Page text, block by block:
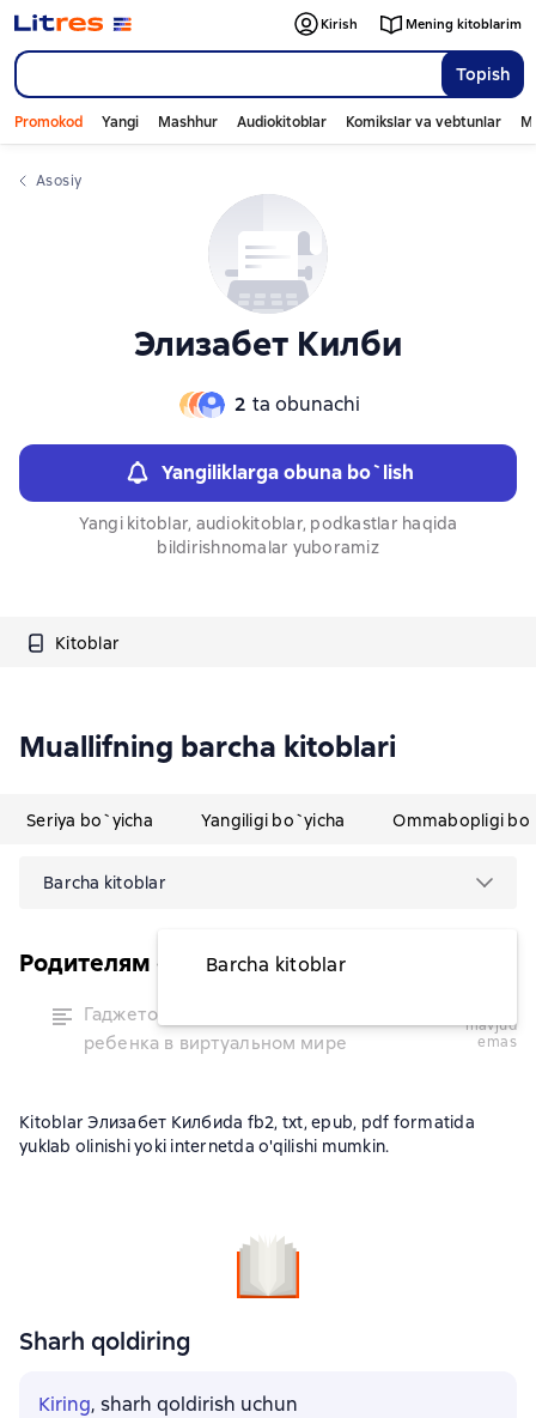
Topish
Kirish Mening kitoblarim
Promokod Yangi Mashhur Audiokitoblar Komikslar va vebtunlar
Asosiy
Элизабет Килби
2 ta obunachi
Yangiliklarga obuna bo`lish
Yangi kitoblar, audiokitoblar, podkastlar haqida
bildirishnomalar yuboramiz
Kitoblar
Muallifning barcha kitoblari
Seriya bo`yicha Yangiligi bo`yicha Ommabopligi
Barcha kitoblar
Barcha kitoblar
Родителям о детях
Гаджетомания: как не потерять
ребенка в виртуальном мире
mavjud
emas
Kitoblar Элизабет Килбиda fb2, txt, epub, pdf formatida
yuklab olinishi yoki internetda o'qilishi mumkin.
Sharh qoldiring
Kiring, sharh qoldirish uchun